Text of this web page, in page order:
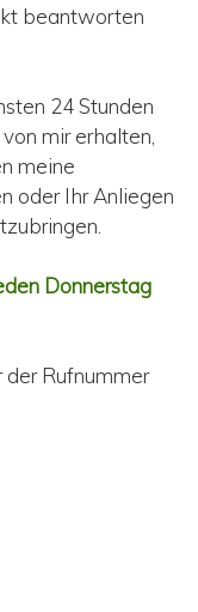
beantworten
24 Stunden
mir erhalten,
meine
oder Ihr Anliegen
Donnerstag
der Rufnummer